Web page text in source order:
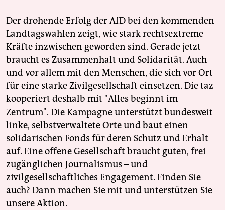
Der drohende Erfolg der AfD bei den kommenden
Landtagswahlen zeigt, wie stark rechtsextreme
Kräfte inzwischen geworden sind. Gerade jetzt
braucht es Zusammenhalt und Solidarität. Auch
und vor allem mit den Menschen, die sich vor Ort
für eine starke Zivilgesellschaft einsetzen. Die taz
kooperiert deshalb mit "Alles beginnt im
Zentrum". Die Kampagne unterstützt bundesweit
linke, selbstverwaltete Orte und baut einen
solidarischen Fonds für deren Schutz und Erhalt
auf. Eine offene Gesellschaft braucht guten, frei
zugänglichen Journalismus – und
zivilgesellschaftliches Engagement. Finden Sie
auch? Dann machen Sie mit und unterstützen Sie
unsere Aktion.